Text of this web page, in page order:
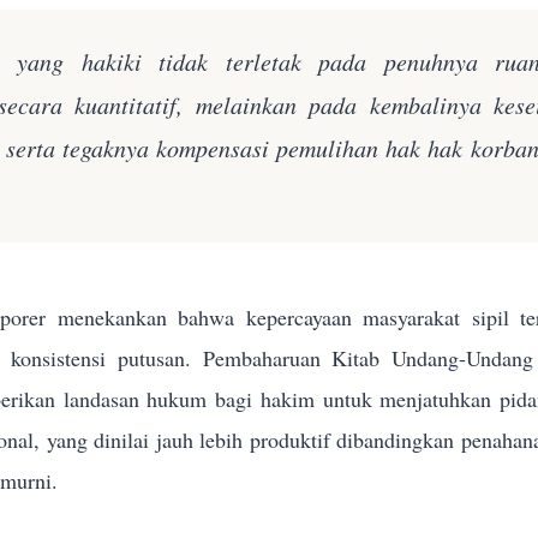
yang hakiki tidak terletak pada penuhnya
kuantitatif, melainkan pada kembalinya
tegaknya kompensasi pemulihan hak hak
menekankan bahwa kepercayaan masyarakat sipil
putusan. Pembaharuan Kitab Undang-
landasan hukum bagi hakim untuk menjatuhkan
yang dinilai jauh lebih produktif dibandingkan